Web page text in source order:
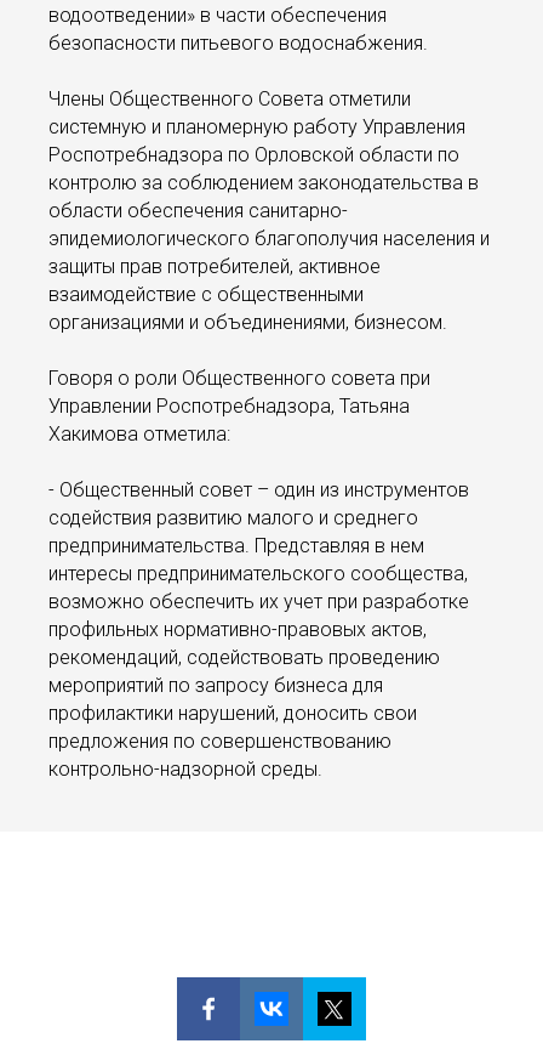
водоотведении» в части обеспечения
безопасности питьевого водоснабжения.
Члены Общественного Совета отметили
системную и планомерную работу Управления
Роспотребнадзора по Орловской области по
контролю за соблюдением законодательства в
области обеспечения санитарно-
эпидемиологического благополучия населения и
защиты прав потребителей, активное
взаимодействие с общественными
организациями и объединениями, бизнесом.
Говоря о роли Общественного совета при
Управлении Роспотребнадзора, Татьяна
Хакимова отметила:
- Общественный совет – один из инструментов
содействия развитию малого и среднего
предпринимательства. Представляя в нем
интересы предпринимательского сообщества,
возможно обеспечить их учет при разработке
профильных нормативно-правовых актов,
рекомендаций, содействовать проведению
мероприятий по запросу бизнеса для
профилактики нарушений, доносить свои
предложения по совершенствованию
контрольно-надзорной среды.